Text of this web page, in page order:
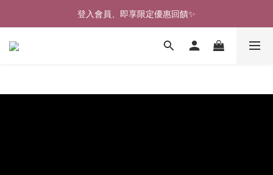
🎉新北淡水實體門市🤗歡迎蒞臨試穿🎉
登入會員、即享限定優惠回饋✨
🎉新北淡水實體門市🤗歡迎蒞臨試穿🎉